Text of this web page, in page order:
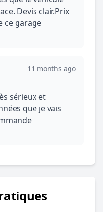
Devis clair.Prix
ce garage
11 months ago
sérieux et
que je vais